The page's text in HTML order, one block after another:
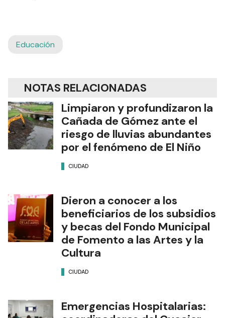
Educación
NOTAS RELACIONADAS
Limpiaron y profundizaron la
Cañada de Gómez ante el
riesgo de lluvias abundantes
por el fenómeno de El Niño
CIUDAD
Dieron a conocer a los
beneficiarios de los subsidios
y becas del Fondo Municipal
de Fomento a las Artes y la
Cultura
CIUDAD
Emergencias Hospitalarias: